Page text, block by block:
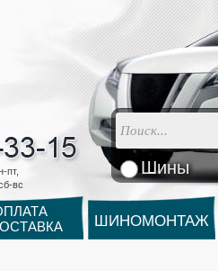
пт,
вс
Шины
ШИНОМОНТАЖ